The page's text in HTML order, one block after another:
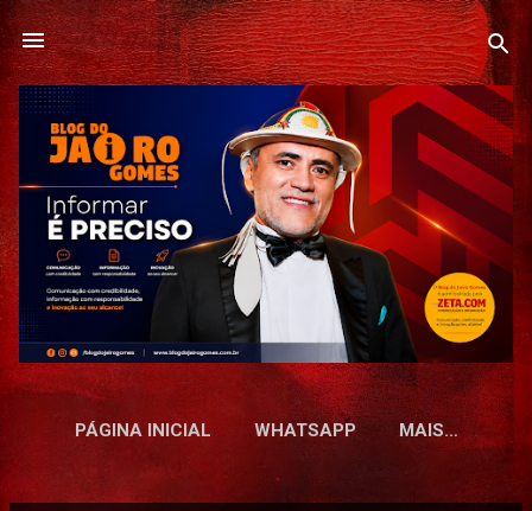
Pular para o conteúdo principal
PÁGINA INICIAL WHATSAPP MAIS…